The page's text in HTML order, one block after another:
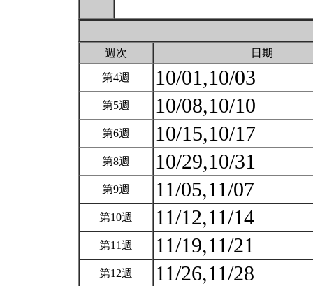
週次 日期
第4週 10/01,10/03
第5週 10/08,10/10
第6週 10/15,10/17
第8週 10/29,10/31
第9週 11/05,11/07
第10週 11/12,11/14
第11週 11/19,11/21
第12週 11/26,11/28